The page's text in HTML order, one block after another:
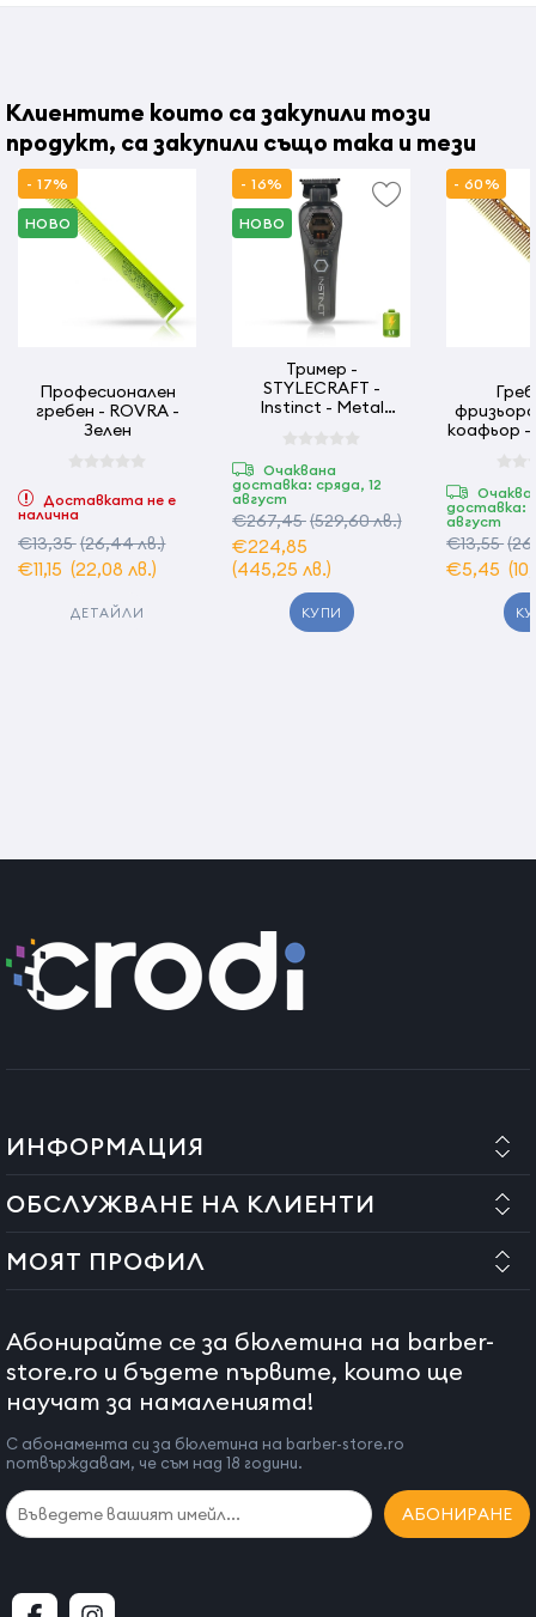
Клиентите които са закупили този
продукт, са закупили също така и тези
- 17%
НОВО
Професионален
гребен - ROVRA -
Зелен
Доставката не е
налична
€13,35(26,44 лв.)
€11,15 (22,08 лв.)
ДЕТАЙЛИ
- 16%
НОВО
Тример -
STYLECRAFT -
Instinct - Metal
Очаквана
доставка: сряда, 12
август
€267,45(529,60 лв.)
€224,85
(445,25 лв.)
КУПИ
- 60%
коафьор -
доставка:
август
€13,55
€5,45
ИНФОРМАЦИЯ
ОБСЛУЖВАНЕ НА КЛИЕНТИ
МОЯТ ПРОФИЛ
Абонирайте се за бюлетина на barber-
store.ro и бъдете първите, които ще
научат за намаленията!
С абонамента си за бюлетина на barber-store.ro
потвърждавам, че съм над 18 години.
АБОНИРАНЕ